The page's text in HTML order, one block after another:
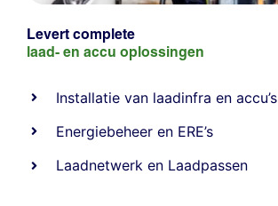
Levert complete
laad- en accu oplossingen
Installatie van laadinfra en accu’s
Energiebeheer en ERE’s
Laadnetwerk en Laadpassen